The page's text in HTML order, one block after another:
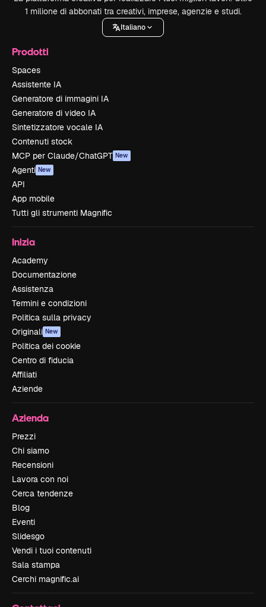
1 milione di abbonati tra creativi, imprese, agenzie e studi.
Italiano
Prodotti
Spaces
Assistente IA
Generatore di immagini IA
Generatore di video IA
Sintetizzatore vocale IA
Contenuti stock
MCP per Claude/ChatGPT New
Agenti New
API
App mobile
Tutti gli strumenti Magnific
Inizia
Academy
Documentazione
Assistenza
Termini e condizioni
Politica sulla privacy
Originali New
Politica dei cookie
Centro di fiducia
Affiliati
Aziende
Azienda
Prezzi
Chi siamo
Recensioni
Lavora con noi
Cerca tendenze
Blog
Eventi
Slidesgo
Vendi i tuoi contenuti
Sala stampa
Cerchi magnific.ai